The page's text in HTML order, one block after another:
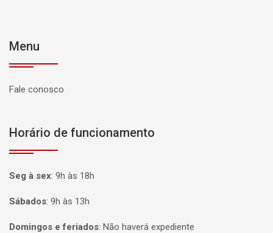
Menu
Fale conosco
Horário de funcionamento
Seg à sex: 9h às 18h
Sábados: 9h às 13h
Domingos e feriados: Não haverá expediente